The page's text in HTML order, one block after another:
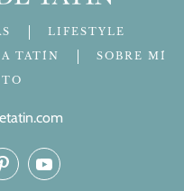
LIFESTYLE
TATÍN
SOBRE MÍ